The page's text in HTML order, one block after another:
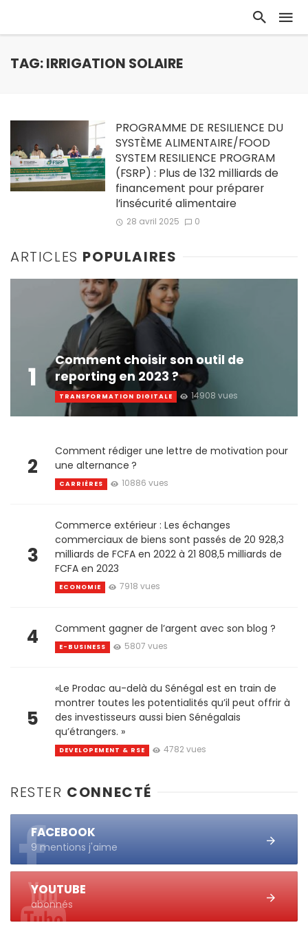
TAG: IRRIGATION SOLAIRE
PROGRAMME DE RESILIENCE DU
SYSTÈME ALIMENTAIRE/FOOD
SYSTEM RESILIENCE PROGRAM
(FSRP) : Plus de 132 milliards de
financement pour préparer
l’insécurité alimentaire
28 avril 2025 0
ARTICLES POPULAIRES
1
Comment choisir son outil de
reporting en 2023 ?
TRANSFORMATION DIGITALE 14908 vues
2
Comment rédiger une lettre de motivation pour
une alternance ?
CARRIÈRES 10886 vues
3
Commerce extérieur : Les échanges
commerciaux de biens sont passés de 20 928,3
milliards de FCFA en 2022 à 21 808,5 milliards de
FCFA en 2023
ECONOMIE 7918 vues
4 Comment gagner de l’argent avec son blog ?
E-BUSINESS 5807 vues
5
«Le Prodac au-delà du Sénégal est en train de
montrer toutes les potentialités qu’il peut offrir à
des investisseurs aussi bien Sénégalais
qu’étrangers. »
DEVELOPEMENT & RSE 4782 vues
RESTER CONNECTÉ
FACEBOOK
9 mentions j'aime
YOUTUBE
abonnés